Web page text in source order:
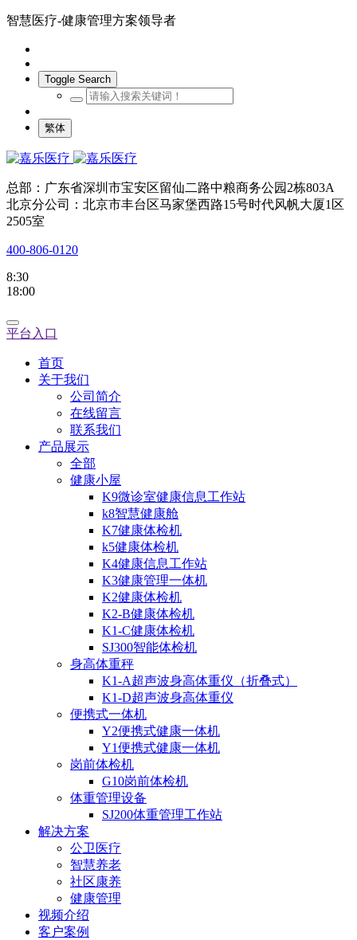
智慧医疗-健康管理方案领导者
Toggle Search
繁体
总部：广东省深圳市宝安区留仙二路中粮商务公园2栋803A
北京分公司：北京市丰台区马家堡西路15号时代风帆大厦1区
2505室
400-806-0120
8:30
18:00
平台入口
首页
关于我们
公司简介
在线留言
联系我们
产品展示
全部
健康小屋
K9微诊室健康信息工作站
k8智慧健康舱
K7健康体检机
k5健康体检机
K4健康信息工作站
K3健康管理一体机
K2健康体检机
K2-B健康体检机
K1-C健康体检机
SJ300智能体检机
身高体重秤
K1-A超声波身高体重仪（折叠式）
K1-D超声波身高体重仪
便携式一体机
Y2便携式健康一体机
Y1便携式健康一体机
岗前体检机
G10岗前体检机
体重管理设备
SJ200体重管理工作站
解决方案
公卫医疗
智慧养老
社区康养
健康管理
视频介绍
客户案例